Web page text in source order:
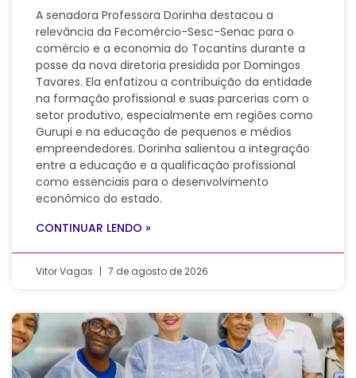
A senadora Professora Dorinha destacou a
relevância da Fecomércio-Sesc-Senac para o
comércio e a economia do Tocantins durante a
posse da nova diretoria presidida por Domingos
Tavares. Ela enfatizou a contribuição da entidade
na formação profissional e suas parcerias com o
setor produtivo, especialmente em regiões como
Gurupi e na educação de pequenos e médios
empreendedores. Dorinha salientou a integração
entre a educação e a qualificação profissional
como essenciais para o desenvolvimento
econômico do estado.
CONTINUAR LENDO »
Vitor Vagas 7 de agosto de 2026